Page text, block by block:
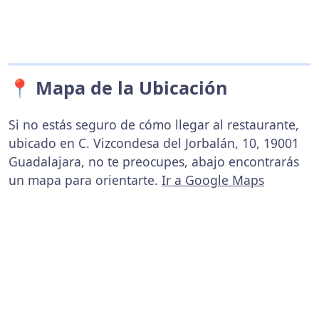
📍 Mapa de la Ubicación
Si no estás seguro de cómo llegar al restaurante,
ubicado en C. Vizcondesa del Jorbalán, 10, 19001
Guadalajara, no te preocupes, abajo encontrarás
un mapa para orientarte. Ir a Google Maps